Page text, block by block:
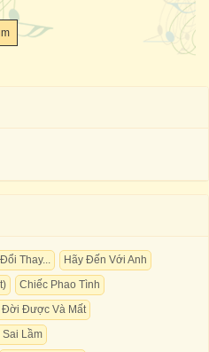
Thay...
Hãy Đến Với Anh
Chiếc Phao Tình
Đời Được Và Mất
Sai Lầm